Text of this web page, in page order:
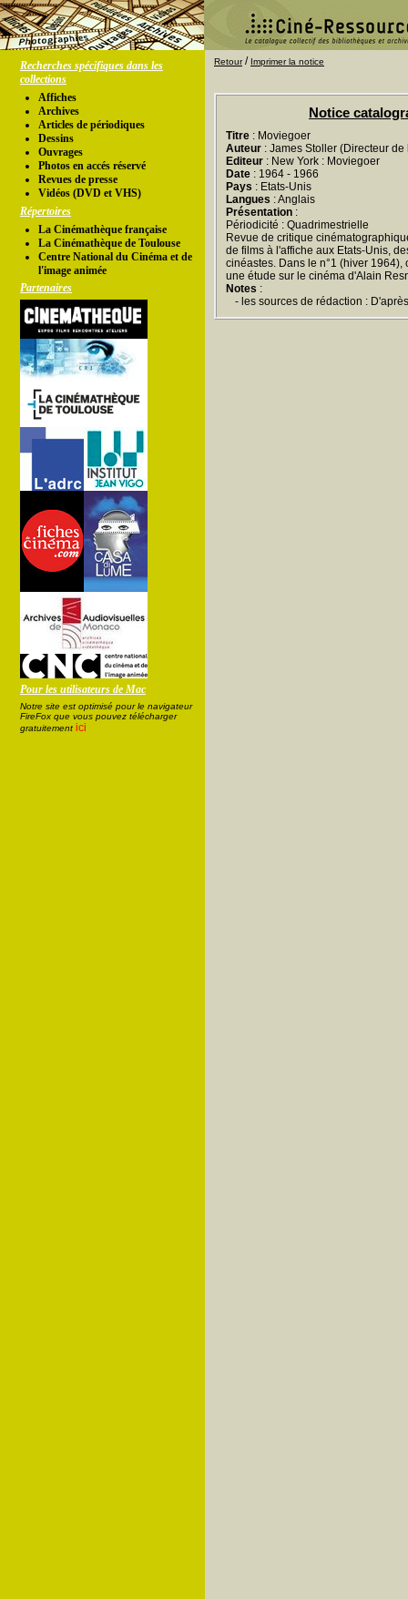
Recherches spécifiques dans les
collections
Affiches
Archives
Articles de périodiques
Dessins
Ouvrages
Photos en accés réservé
Revues de presse
Vidéos (DVD et VHS)
Répertoires
La Cinémathèque française
La Cinémathèque de Toulouse
Centre National du Cinéma et de
l'image animée
Partenaires
Pour les utilisateurs de Mac
Notre site est optimisé pour le navigateur
FireFox que vous pouvez télécharger
gratuitement ici
Retour/ Imprimer la notice
Notice
Titre : Moviegoer
Auteur : James Stoller (Directeur
Editeur : New York : Moviegoer
Date : 1964 - 1966
Pays : Etats-Unis
Langues : Anglais
Présentation :
Périodicité : Quadrimestrielle
Revue de critique
de films à l'affiche aux Etats-Unis,
cinéastes. Dans le n°1 (hiver 1964),
une étude sur le cinéma d'Alain
Notes :
- les sources de rédaction :